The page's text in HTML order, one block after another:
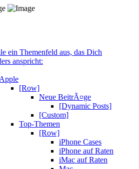
ein Themenfeld aus, das Dich
anspricht:
Apple
[Row]
Neue BeitrÃ¤ge
[Dynamic Posts]
[Custom]
Top-Themen
[Row]
iPhone Cases
iPhone auf Raten
iMac auf Raten